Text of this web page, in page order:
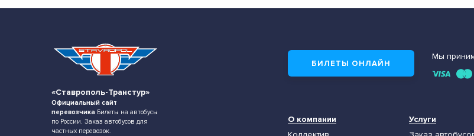
«Ставрополь-Транстур»
Официальный сайт
перевозчика Билеты на автобусы
по России. Заказ автобусов для
частных перевозок.
БИЛЕТЫ ОНЛАЙН
Мы
О компании
Услуги